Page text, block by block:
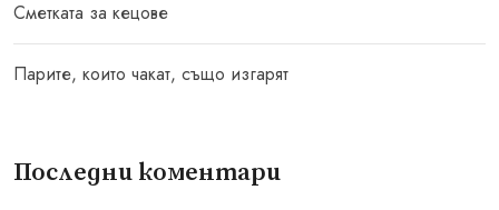
Сметката за кецове
Парите, които чакат, също изгарят
Последни коментари